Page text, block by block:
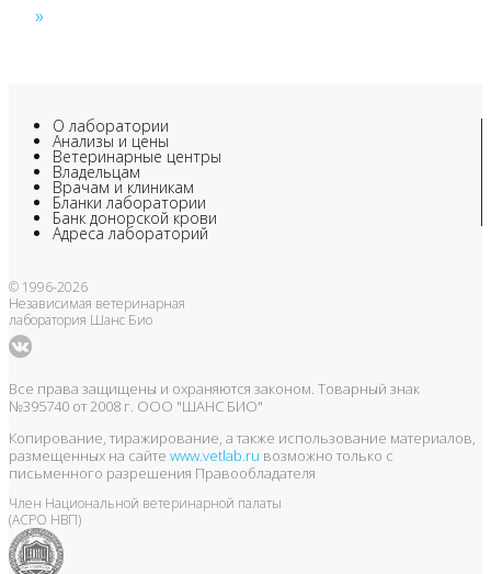
»
О лаборатории
Анализы и цены
Ветеринарные центры
Владельцам
Врачам и клиникам
Бланки лаборатории
Банк донорской крови
Адреса лабораторий
© 1996-2026
Независимая ветеринарная
лаборатория Шанс Био
Все права защищены и охраняются законом. Товарный знак
№395740 от 2008 г. ООО "ШАНС БИО"
Копирование, тиражирование, а также использование материалов,
размещенных на сайте www.vetlab.ru возможно только с
письменного разрешения Правообладателя
Член Национальной ветеринарной палаты
(АСРО НВП)